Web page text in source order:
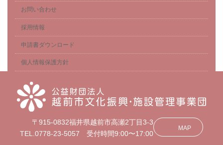
お問い合わせ
採用情報
申請書ダウンロード
個人情報保護方針
〒915-0832福井県越前市高瀬2丁目3-3
TEL.0778-23-5057 受付時間9:00〜17:00
MAP